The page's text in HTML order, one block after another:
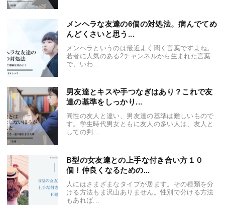
メンヘラな友達の6個の対処法。病んでてめ
んどくさいと思う...
メンヘラというのは最近よく聞く言葉ですよね。
若者に人気のある2チャンネルから生まれた言葉
で、いわ...
男友達とキスや手つなぎはあり？これで友
達の基準をしっかり...
同性の友人と違い、男友達の基準は難しいもので
す。学生時代男女ともに友人の多い人は、友人と
しての判...
B型の女友達との上手な付き合い方１０
個！仲良くなるための...
人にはさまざまなタイプが居ます。その種類を分
ける方法もま沢山ありません。性別で分ける方法
もあれば...